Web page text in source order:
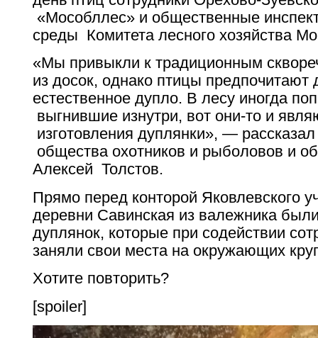
«Мособллес» и общественные
среды Комитета лесного хозяйства
«Мы привыкли к традиционным
из досок, однако птицы
естественное дупло. В лесу иногда
выгнившие изнутри, вот они-то и
изготовления дуплянки», —
общества охотников и рыболовов и
Алексей Толстов.
Прямо перед конторой Яковлевского
деревни Савинская из валежника
дуплянок, которые при содействии
заняли свои места на окружающих
Хотите повторить?
[spoiler]